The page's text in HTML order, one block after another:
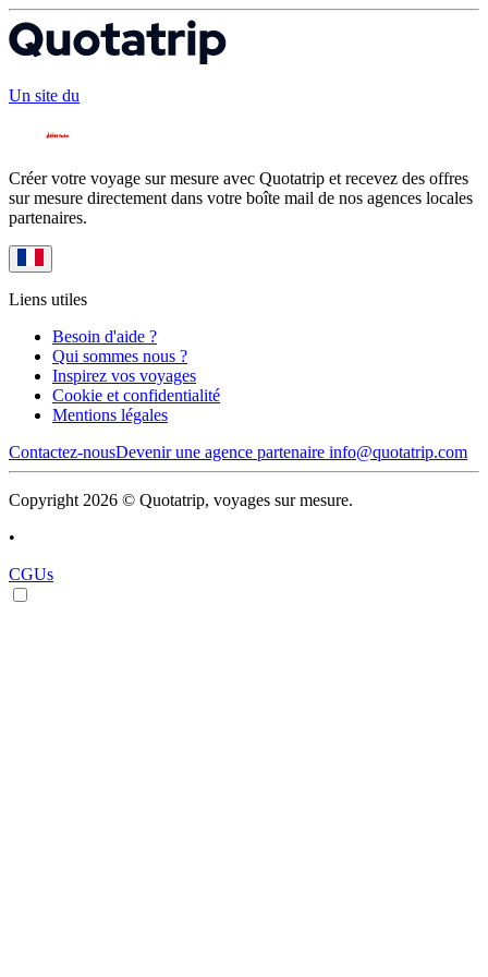
Un site du
Créer votre voyage sur mesure avec Quotatrip et recevez des offres
sur mesure directement dans votre boîte mail de nos agences locales
partenaires.
Liens utiles
Besoin d'aide ?
Qui sommes nous ?
Inspirez vos voyages
Cookie et confidentialité
Mentions légales
Contactez-nousDevenir une agence partenaire info@quotatrip.com
Copyright 2026 © Quotatrip, voyages sur mesure.
•
CGUs